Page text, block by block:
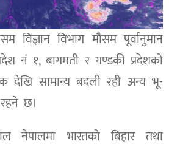
विभाग मौसम पूर्वानुमान
नं १, बागमती र गण्डकी प्रदेशको
देखि सामान्य बदली रही अन्य भू-
छ।
नेपालमा भारतको बिहार तथा